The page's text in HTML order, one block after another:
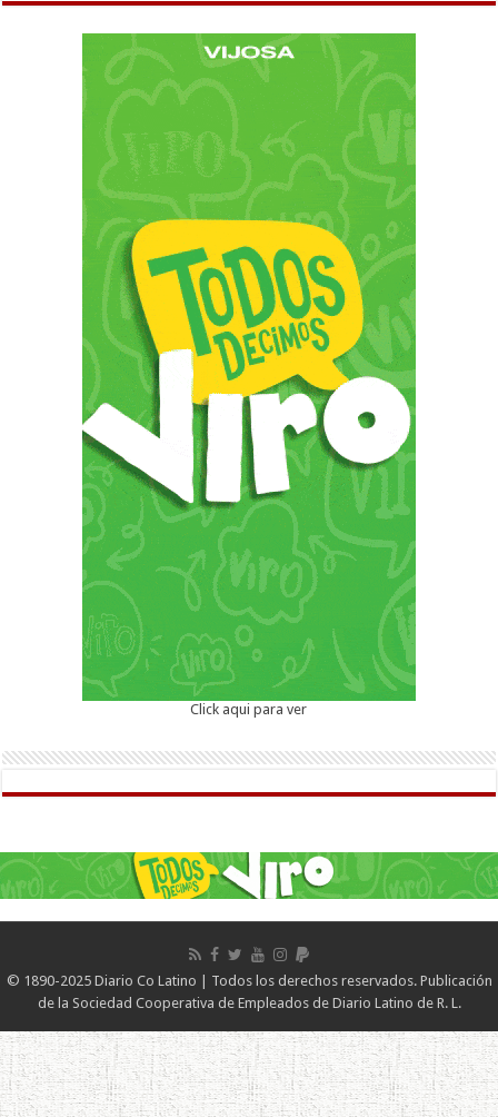
Click aqui para ver
© 1890-2025 Diario Co Latino | Todos los derechos reservados. Publicación
de la Sociedad Cooperativa de Empleados de Diario Latino de R. L.